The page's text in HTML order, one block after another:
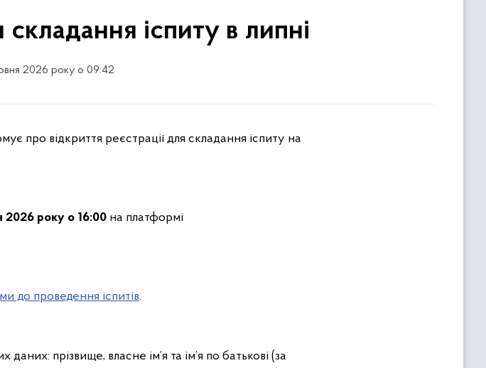
складання іспиту в липні
2026 року о 09:42
про відкриття реєстрації для складання іспиту на
2026 року о 16:00 на платформі
до проведення іспитів.
прізвище, власне ім’я та ім’я по батькові (за